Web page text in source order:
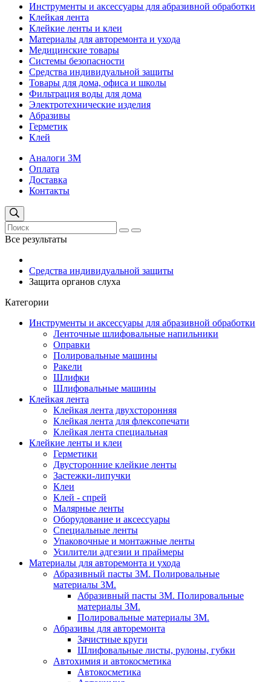
Инструменты и аксессуары для абразивной обработки
Клейкая лента
Клейкие ленты и клеи
Материалы для авторемонта и ухода
Медицинские товары
Системы безопасности
Средства индивидуальной защиты
Товары для дома, офиса и школы
Фильтрация воды для дома
Электротехнические изделия
Абразивы
Герметик
Клей
Аналоги 3М
Оплата
Доставка
Контакты
Все результаты
Средства индивидуальной защиты
Защита органов слуха
Категории
Инструменты и аксессуары для абразивной обработки
Ленточные шлифовальные напильники
Оправки
Полировальные машины
Ракели
Шлифки
Шлифовальные машины
Клейкая лента
Клейкая лента двухсторонняя
Клейкая лента для флексопечати
Клейкая лента специальная
Клейкие ленты и клеи
Герметики
Двусторонние клейкие ленты
Застежки-липучки
Клеи
Клей - спрей
Малярные ленты
Оборудование и аксессуары
Специальные ленты
Упаковочные и монтажные ленты
Усилители адгезии и праймеры
Материалы для авторемонта и ухода
Абразивный пасты 3М. Полировальные
материалы 3М.
Абразивный пасты 3М. Полировальные
материалы 3М.
Полировальные материалы 3М.
Абразивы для авторемонта
Зачистные круги
Шлифовальные листы, рулоны, губки
Автохимия и автокосметика
Автокосметика